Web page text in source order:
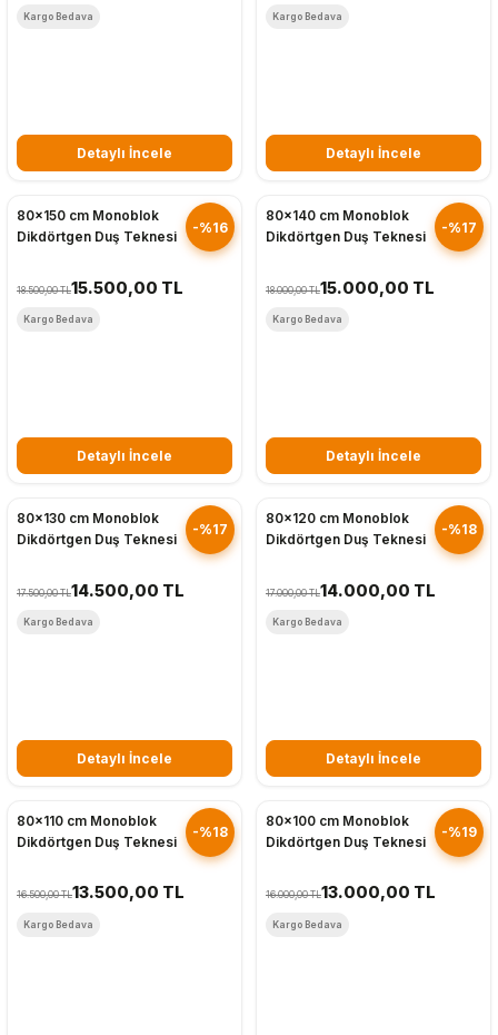
Kargo Bedava
Detaylı İncele
Kargo Bedava
Detaylı İncele
-%16
80x150 cm Monoblok
Dikdörtgen Duş Teknesi
18.500,00 TL15.500,00 TL
Kargo Bedava
Detaylı İncele
-%17
80x140 cm Monoblok
Dikdörtgen Duş Teknesi
18.000,00 TL15.000,00 TL
Kargo Bedava
Detaylı İncele
-%17
80x130 cm Monoblok
Dikdörtgen Duş Teknesi
17.500,00 TL14.500,00 TL
Kargo Bedava
Detaylı İncele
-%18
80x120 cm Monoblok
Dikdörtgen Duş Teknesi
17.000,00 TL14.000,00 TL
Kargo Bedava
Detaylı İncele
-%18
80x110 cm Monoblok
Dikdörtgen Duş Teknesi
16.500,00 TL13.500,00 TL
Kargo Bedava
-%19
80x100 cm Monoblok
Dikdörtgen Duş Teknesi
16.000,00 TL13.000,00 TL
Kargo Bedava